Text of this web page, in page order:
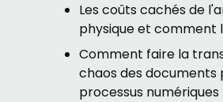
Les coûts cachés de
physique et comment
Comment faire la
chaos des documents
processus numériques